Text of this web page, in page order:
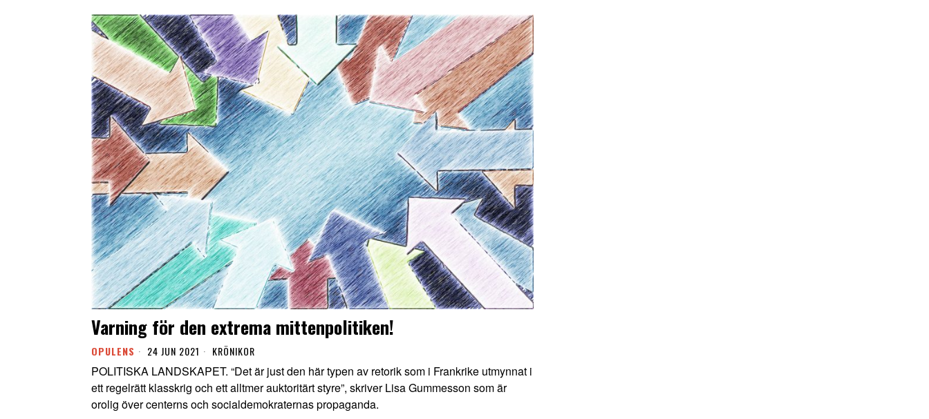
Varning för den extrema mittenpolitiken!
OPULENS 24 JUN 2021 KRÖNIKOR
POLITISKA LANDSKAPET. “Det är just den här typen av retorik som i Frankrike utmynnat i
ett regelrätt klasskrig och ett alltmer auktoritärt styre”, skriver Lisa Gummesson som är
orolig över centerns och socialdemokraternas propaganda.